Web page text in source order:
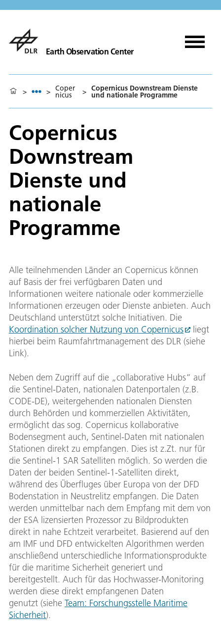
Earth Observation Center
> > Coper
nicus > Copernicus Downstream Dienste
und nationale Programme
Copernicus
Downstream
Dienste und
nationale
Programme
Alle teilnehmenden Länder an Copernicus können
auf Basis der frei verfügbaren Daten und
Informationen weitere nationale oder kommerzielle
Informationen erzeugen oder Dienste anbieten. Auch
Deutschland unterstützt solche Initiativen. Die
Koordination solcher Nutzung von Copernicus
liegt
hierbei beim Raumfahrtmanagement des DLR (siehe
Link).
Neben dem Zugriff auf die „collaborative Hubs“ auf
die Sentinel-Daten, nationalen Datenportalen (z.B.
CODE-DE), weitergehenden nationalen Diensten
durch Behörden und kommerziellen Aktivitäten,
ermöglicht das sog. Copernicus kollaborative
Bodensegment auch, Sentinel-Daten mit nationalen
Stationen direkt zu empfangen. Dies ist z.Zt. nur für
die Sentinel-1 SAR Satelliten möglich. So werden die
Daten der beiden Sentinel-1-Satelliten direkt,
während des Überfluges über Europa von der DFD
Bodenstation in Neustrelitz empfangen. Die Daten
werden unmittelbar nach dem Empfang mit dem von
der ESA lizensierten Prozessor zu Bildprodukten
direkt in nahe Echtzeit verarbeitet. Basierend auf den
am IMF und DFD entwickelten Algorithmen werden
anschließend unterschiedliche Informationsprodukte
für die maritime Sicherheit generiert und
bereitgestellt. Auch für das Hochwasser-Monitoring
werden diese direkt empfangenen Daten
genutzt (siehe Team: Forschungsstelle Maritime
Sicherheit).